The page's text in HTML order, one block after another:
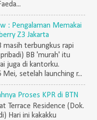
: Pengalaman Memakai
Z3 Jakarta
masih terbungkus rapi
BB 'murah' itu
juga di kantorku.
setelah launching r...
Proses KPR di BTN
Terrace Residence (Dok.
Hari ini kakakku